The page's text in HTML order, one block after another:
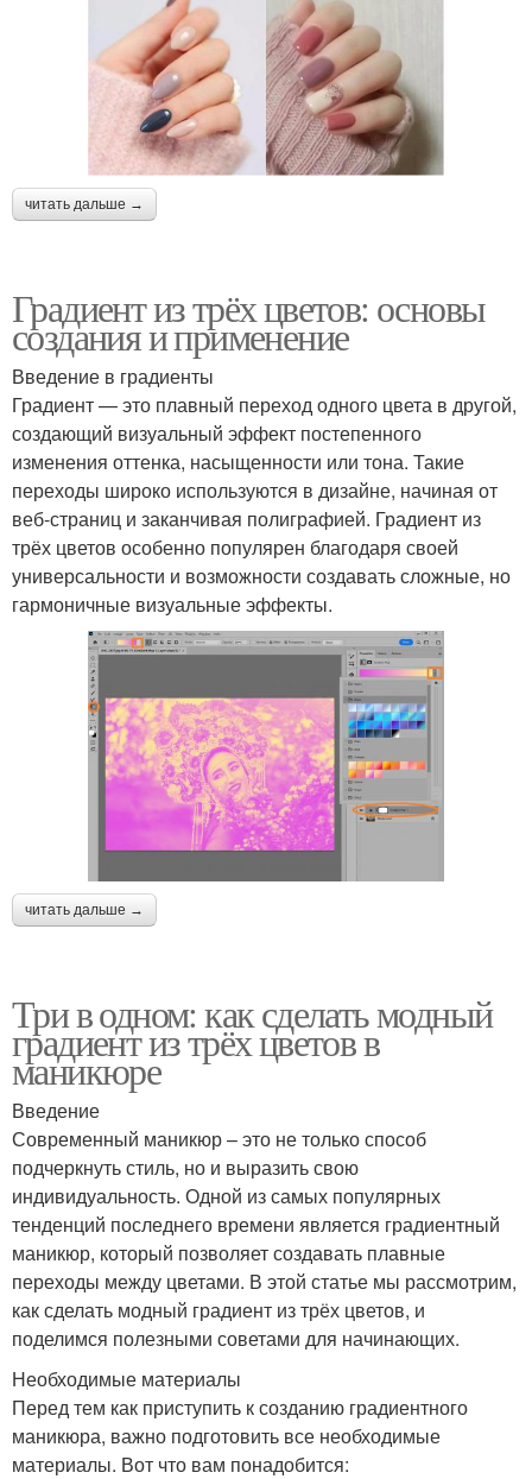
читать дальше →
Градиент из трёх цветов: основы
создания и применение
Введение в градиенты
Градиент — это плавный переход одного цвета в другой,
создающий визуальный эффект постепенного
изменения оттенка, насыщенности или тона. Такие
переходы широко используются в дизайне, начиная от
веб-страниц и заканчивая полиграфией. Градиент из
трёх цветов особенно популярен благодаря своей
универсальности и возможности создавать сложные, но
гармоничные визуальные эффекты.
читать дальше →
Три в одном: как сделать модный
градиент из трёх цветов в
маникюре
Введение
Современный маникюр – это не только способ
подчеркнуть стиль, но и выразить свою
индивидуальность. Одной из самых популярных
тенденций последнего времени является градиентный
маникюр, который позволяет создавать плавные
переходы между цветами. В этой статье мы рассмотрим,
как сделать модный градиент из трёх цветов, и
поделимся полезными советами для начинающих.
Необходимые материалы
Перед тем как приступить к созданию градиентного
маникюра, важно подготовить все необходимые
материалы. Вот что вам понадобится: